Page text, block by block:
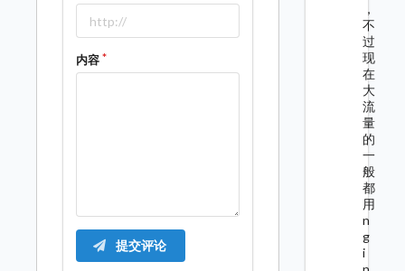
内容
提交评论
，
不
过
现
在
大
流
量
的
一
般
都
用
n
g
i